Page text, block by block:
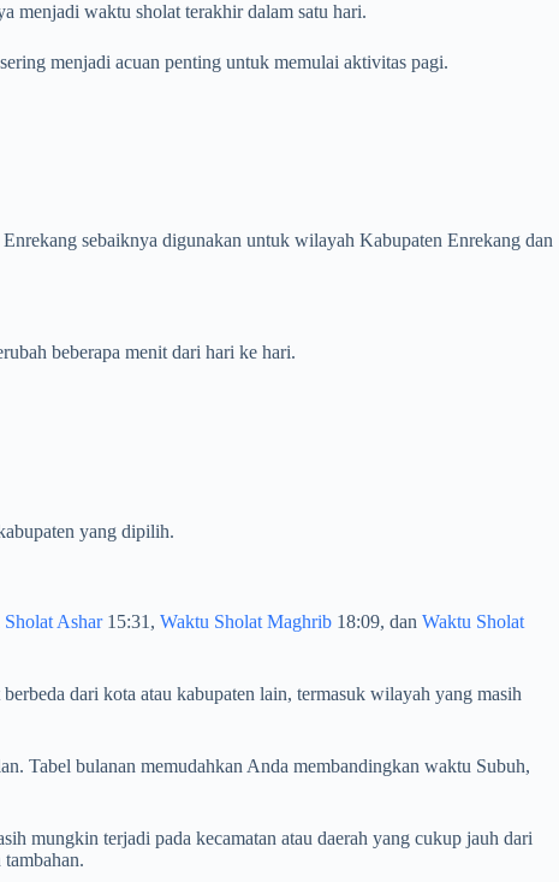
menjadi waktu sholat terakhir dalam satu hari.
menjadi acuan penting untuk memulai aktivitas pagi.
sebaiknya digunakan untuk wilayah Kabupaten Enrekang dan
beberapa menit dari hari ke hari.
yang dipilih.
Ashar15:31, Waktu Sholat Maghrib 18:09, dan Waktu Sholat
dari kota atau kabupaten lain, termasuk wilayah yang masih
Tabel bulanan memudahkan Anda membandingkan waktu Subuh,
mungkin terjadi pada kecamatan atau daerah yang cukup jauh dari